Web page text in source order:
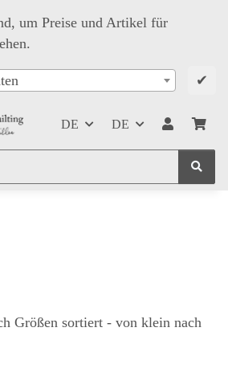
um Preise und Artikel für
✔
DE DE
Größen sortiert - von klein nach